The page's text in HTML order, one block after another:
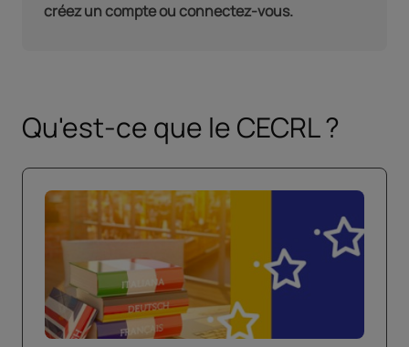
créez un compte ou connectez-vous.
Qu'est-ce que le CECRL ?